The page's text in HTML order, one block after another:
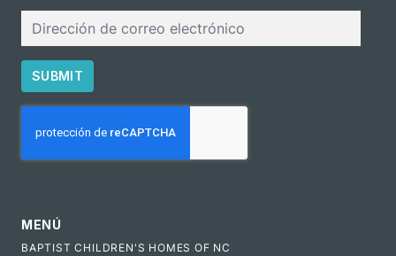
electrónico
SUBMIT
MENÚ
BAPTIST CHILDREN'S HOMES OF NC